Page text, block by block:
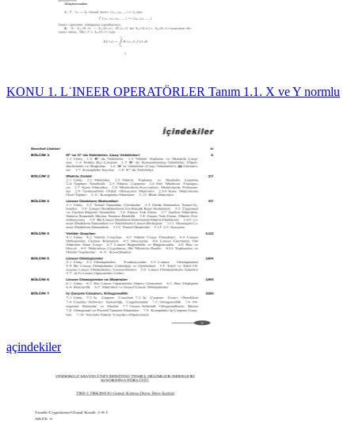
KONU 1. L˙INEER OPERATÖRLER Tanım 1.1. X ve Y normlu
ąçindekiler